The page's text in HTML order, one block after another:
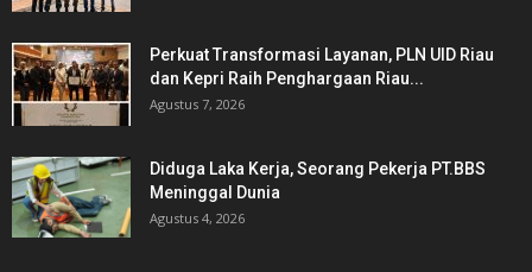
Perkuat Transformasi Layanan, PLN UID Riau
dan Kepri Raih Penghargaan Riau...
Agustus 7, 2026
Diduga Laka Kerja, Seorang Pekerja PT.BBS
Meninggal Dunia
Agustus 4, 2026